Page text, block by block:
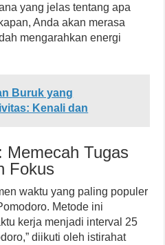
yang jelas tentang apa
Anda akan merasa
mengarahkan energi
Buruk yang
Kenali dan
Memecah Tugas
Fokus
waktu yang paling populer
Metode ini
kerja menjadi interval 25
diikuti oleh istirahat